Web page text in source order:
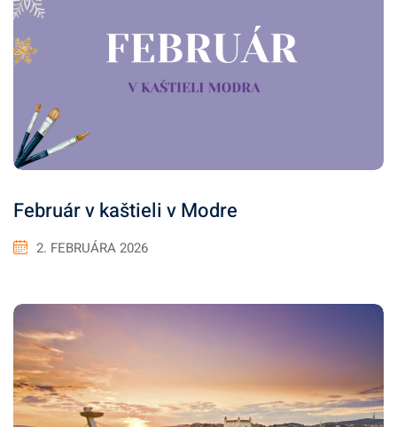
Február v kaštieli v Modre
2. FEBRUÁRA 2026